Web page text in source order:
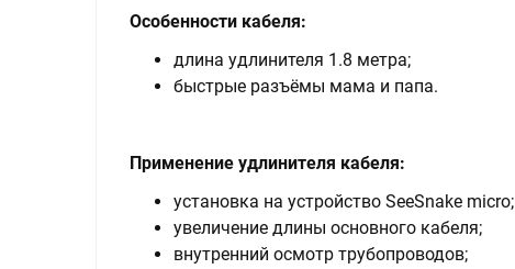
Особенности кабеля:
длина удлинителя 1.8 метра;
быстрые разъёмы мама и папа.
Применение удлинителя кабеля:
установка на устройство SeeSnake micro;
увеличение длины основного кабеля;
внутренний осмотр трубопроводов;